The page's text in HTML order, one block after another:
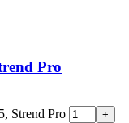
Pro
Strend Pro